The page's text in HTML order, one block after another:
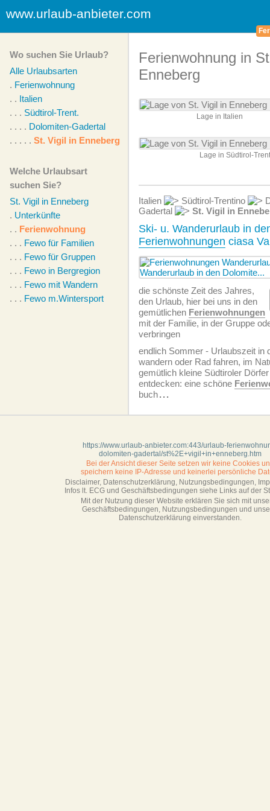
www.urlaub-anbieter.com
Wo suchen Sie Urlaub?
Alle Urlaubsarten
. Ferienwohnung
. . Italien
. . . Südtirol-Trent.
. . . . Dolomiten-Gadertal
. . . . . St. Vigil in Enneberg
Welche Urlaubsart
suchen Sie?
St. Vigil in Enneberg
. Unterkünfte
. . Ferienwohnung
. . . Fewo für Familien
. . . Fewo für Gruppen
. . . Fewo in Bergregion
. . . Fewo mit Wandern
. . . Fewo m.Wintersport
Ferienwohnung in
Enneberg
Lage in Italien
Lage in Südtirol-
Italien Südtirol-Trentino
Gadertal
St. Vigil in
Ski- u. Wanderurlaub in
Ferienwohnungen ciasa
die schönste Zeit des Jahres,
den Urlaub, hier bei uns in den
gemütlichen Ferien­wohnungen
mit der Familie, in der Gruppe
verbringen
endlich Sommer - Urlaubszeit in
wandern oder Rad fahren, im
gemütlich kleine Südtiroler
entdecken: eine schöne
buch...
https://www.urlaub-anbieter.com:443/urlaub-
dolomiten-gadertal/st%2E+vigil+in+enneberg.htm
Bei der Ansicht dieser Seite setzen wir keine Cookies
speichern keine IP-Adresse und keinerlei persönliche
Disclaimer, Datenschutzerklärung, Nutzungsbedingungen,
Infos lt. ECG und Geschäftsbedingungen siehe Links auf der
Mit der Nutzung dieser Website erklären Sie sich mit
Geschäftsbedin­gungen, Nutzungsbedingungen und
Datenschutzerklärung einverstanden.